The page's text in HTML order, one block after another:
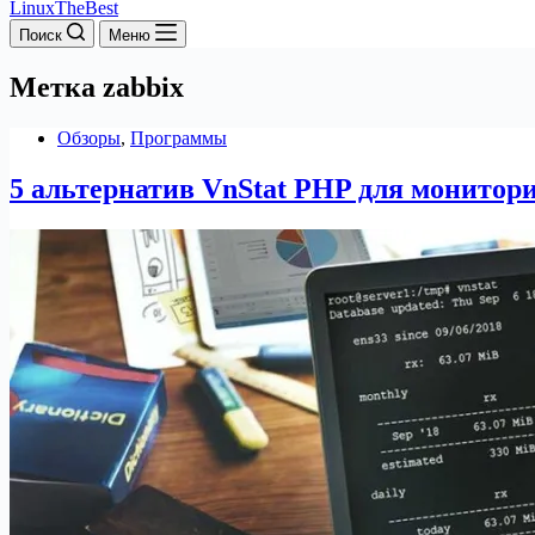
LinuxTheBest
Поиск Меню
Метка zabbix
Обзоры, Программы
5 альтернатив VnStat PHP для